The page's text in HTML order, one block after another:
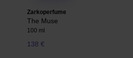
Zarkoperfume
The Muse
100 ml
138 €